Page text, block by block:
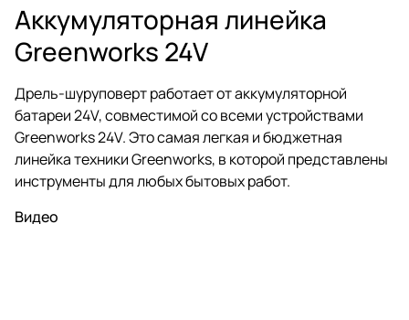
Аккумуляторная линейка
Greenworks 24V
Дрель-шуруповерт работает от аккумуляторной
батареи 24V, совместимой со всеми устройствами
Greenworks 24V. Это самая легкая и бюджетная
линейка техники Greenworks, в которой представлены
инструменты для любых бытовых работ.
Видео